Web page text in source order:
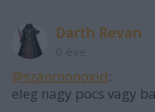
Darth Revan
@szánmonoxid:
eleg nagy pocs vagy